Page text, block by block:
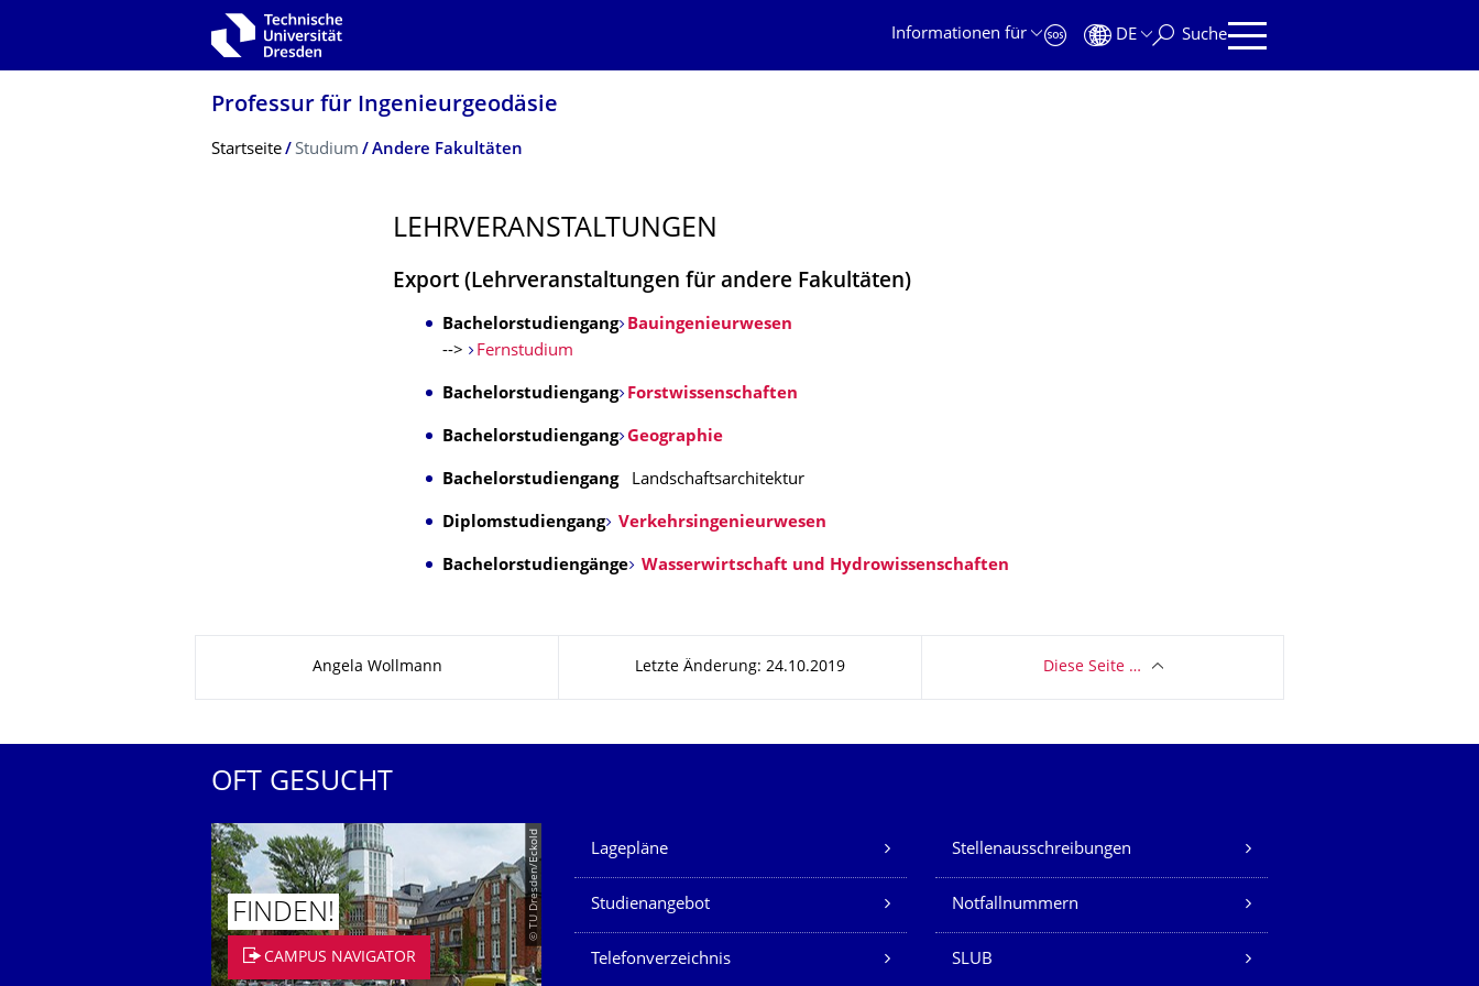
Zur Hauptnavigation springen
Informationen für
DE Suche
Professur für Ingenieurgeodäsie
Breadcrumb-Menü
Startseite Studium Andere Fakultäten
LEHRVERANSTAL­TUNGEN
Export (Lehrveranstaltungen für andere Fakultäten)
Bachelorstudiengang Bauingenieurwesen
-->
Fernstudium
Bachelorstudiengang Forstwissenschaften
Bachelorstudiengang Geographie
Bachelorstudiengang Landschaftsarchitektur
Diplomstudiengang Verkehrsingenieurwesen
Bachelorstudiengänge Wasserwirtschaft und Hydrowissenschaften
Angela Wollmann Letzte Änderung: 24.10.2019 Diese Seite …
OFT GESUCHT
© TU Dresden/Eckold
FINDEN!
CAMPUS NAVIGATOR
Unsere Dienste
Lagepläne Stellenausschreibungen
Studienangebot Notfallnummern
Telefonverzeichnis SLUB